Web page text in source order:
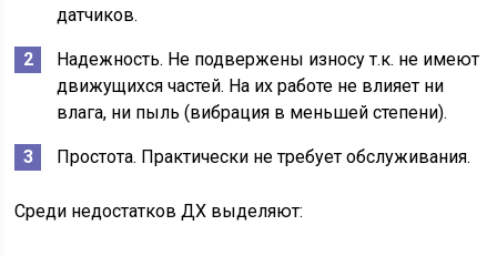
датчиков.
Надежность. Не подвержены износу т.к. не имеют
движущихся частей. На их работе не влияет ни
влага, ни пыль (вибрация в меньшей степени).
Простота. Практически не требует обслуживания.
Среди недостатков ДХ выделяют: